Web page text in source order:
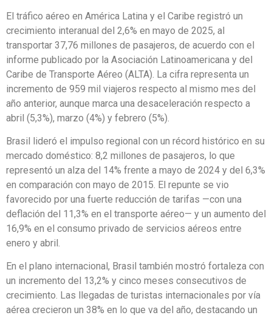
El tráfico aéreo en América Latina y el Caribe registró un
crecimiento interanual del 2,6% en mayo de 2025, al
transportar 37,76 millones de pasajeros, de acuerdo con el
informe publicado por la Asociación Latinoamericana y del
Caribe de Transporte Aéreo (ALTA). La cifra representa un
incremento de 959 mil viajeros respecto al mismo mes del
año anterior, aunque marca una desaceleración respecto a
abril (5,3%), marzo (4%) y febrero (5%).
Brasil lideró el impulso regional con un récord histórico en su
mercado doméstico: 8,2 millones de pasajeros, lo que
representó un alza del 14% frente a mayo de 2024 y del 6,3%
en comparación con mayo de 2015. El repunte se vio
favorecido por una fuerte reducción de tarifas —con una
deflación del 11,3% en el transporte aéreo— y un aumento del
16,9% en el consumo privado de servicios aéreos entre
enero y abril.
En el plano internacional, Brasil también mostró fortaleza con
un incremento del 13,2% y cinco meses consecutivos de
crecimiento. Las llegadas de turistas internacionales por vía
aérea crecieron un 38% en lo que va del año, destacando un